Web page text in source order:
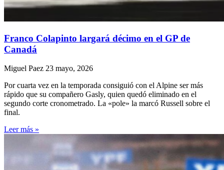
Franco Colapinto largará décimo en el GP de
Canadá
Miguel Paez 23 mayo, 2026
Por cuarta vez en la temporada consiguió con el Alpine ser más
rápido que su compañero Gasly, quien quedó eliminado en el
segundo corte cronometrado. La «pole» la marcó Russell sobre el
final.
Leer más »